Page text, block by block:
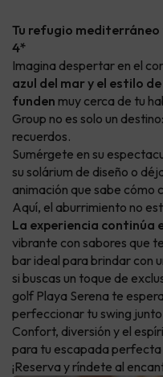
Tu refugio mediterráneo
4*
Imagina despertar en el
azul del mar y el estilo
funden muy cerca de tu
Group no es solo un
recuerdos.
Sumérgete en su
su solárium de diseño o
animación que sabe cómo
Aquí, el aburrimiento no
La experiencia continúa
vibrante con sabores que
bar ideal para brindar con
si buscas un toque de
golf Playa Serena te
perfeccionar tu swing
Confort, diversión y el
para tu escapada perfecta
¡Reserva y ríndete al